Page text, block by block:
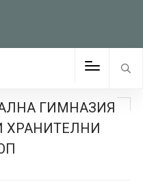
ГИМНАЗИЯ
ХРАНИТЕЛНИ